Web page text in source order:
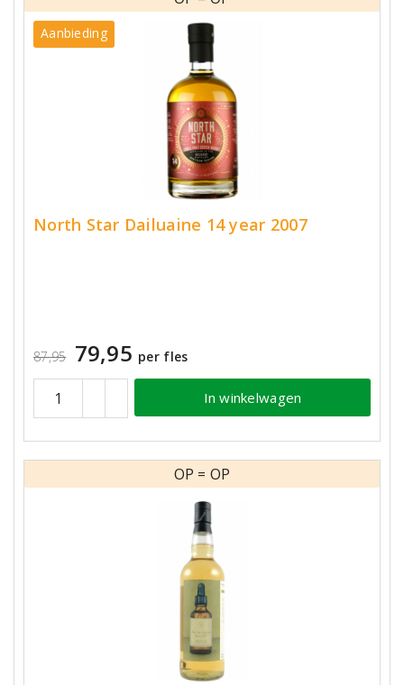
Aanbieding
North Star Dailuaine 14 year 2007
87,95 79,95 per fles
In winkelwagen
OP = OP